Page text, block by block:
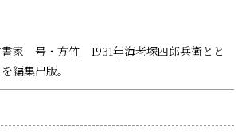
家 号・方竹 1931年海老塚四郎兵衛とと
編集出版。